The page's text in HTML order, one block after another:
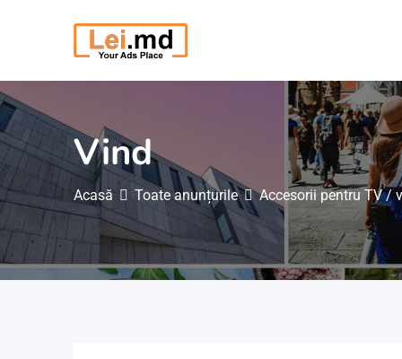
Vind
Acasă Toate anunțurile Accesorii pentru TV /